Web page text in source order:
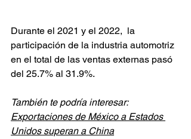
Durante el 2021 y el 2022,  la
participación de la industria automotriz
en el total de las ventas externas pasó
del 25.7% al 31.9%.
También te podría interesar:
Exportaciones de México a Estados
Unidos superan a China